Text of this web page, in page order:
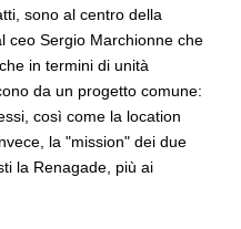
sono al centro della
ceo Sergio Marchionne che
in termini di unità
da un progetto comune:
così come la location
la "mission" dei due
la Renagade, più ai